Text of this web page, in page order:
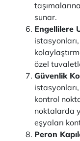
sunar.
Engellilere
özel
Güvenlik
kontrol
noktalarda
eşyaları
Peron